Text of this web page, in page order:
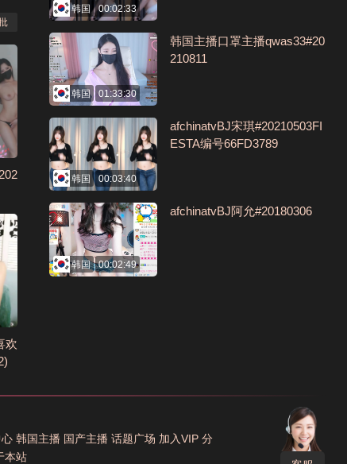
欢
韩国 00:02:33
韩国 01:33:30
韩国主播口罩主播qwas33#20
210811
韩国 00:03:40
afchinatvBJ宋琪#20210503FI
ESTA编号66FD3789
韩国 00:02:49
afchinatvBJ阿允#20180306
韩国主播 国产主播 话题广场 加入VIP 分
本站